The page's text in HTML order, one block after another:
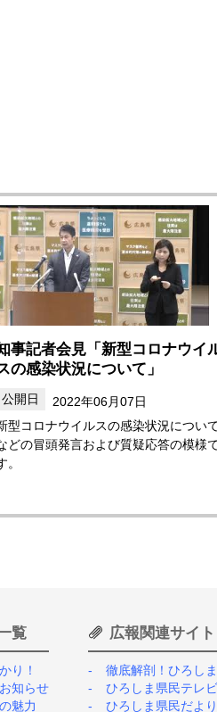
事記者会見「新型コロナウイ
の感染状況について」
2022年06月07日
型コロナウイルスの感染状況につい
どの冒頭発言および質疑応答の模様
。
覧
り！
知らせ
魅力
広報関連サイト
徹底解剖！ひろし
ひろしま県民テレビ
ひろしま県民だより